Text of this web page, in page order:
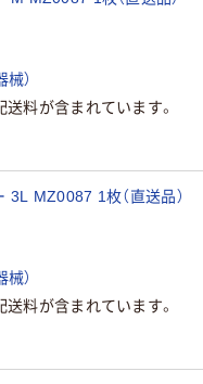
）
料が含まれています。
MZ0087 1枚（直送品）
）
料が含まれています。